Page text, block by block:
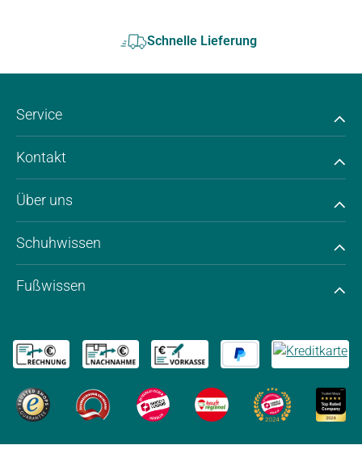
Schnelle Lieferung
Service
Kontakt
Über uns
Schuhwissen
Fußwissen